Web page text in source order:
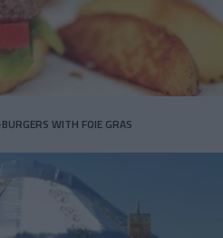
WITH FOIE GRAS